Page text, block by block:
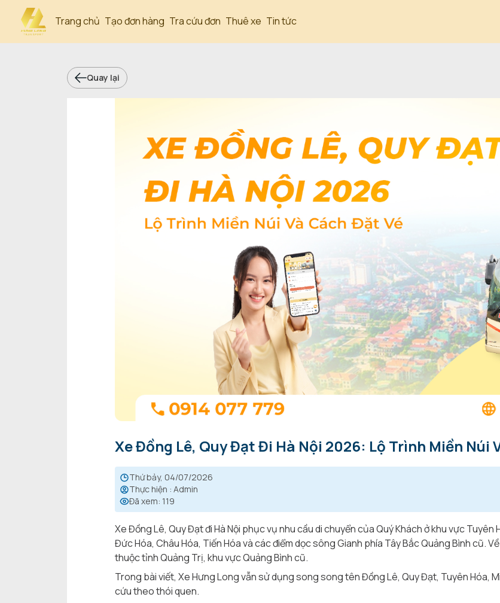
Trang chủ Tạo đơn hàng Tra cứu đơn Thuê xe Tin tức
Quay lại
Xe Đồng Lê, Quy Đạt Đi Hà Nội 2026: Lộ Trình Miền Núi
thứ bảy, 04/07/2026
Thực hiện : Admin
Đã xem: 119
Xe Đồng Lê, Quy Đạt đi Hà Nội phục vụ nhu cầu di chuyển của Quý Khách ở khu vực Tuyên
Đức Hóa, Châu Hóa, Tiến Hóa và các điểm dọc sông Gianh phía Tây Bắc Quảng Bình cũ.
thuộc tỉnh Quảng Trị, khu vực Quảng Bình cũ.
Trong bài viết, Xe Hưng Long vẫn sử dụng song song tên Đồng Lê, Quy Đạt, Tuyên Hóa,
cứu theo thói quen.